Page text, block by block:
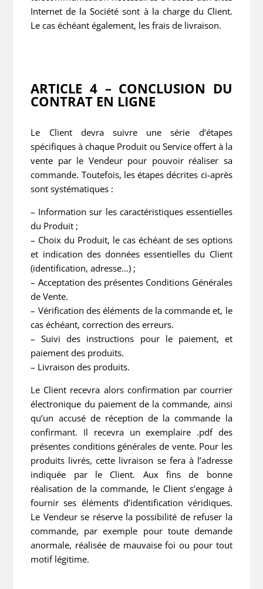
Internet de la Société sont à la charge du Client.
Le cas échéant également, les frais de livraison.
ARTICLE 4 – CONCLUSION DU
CONTRAT EN LIGNE
Le Client devra suivre une série d’étapes
spécifiques à chaque Produit ou Service offert à la
vente par le Vendeur pour pouvoir réaliser sa
commande. Toutefois, les étapes décrites ci-après
sont systématiques :
– Information sur les caractéristiques essentielles
du Produit ;
– Choix du Produit, le cas échéant de ses options
et indication des données essentielles du Client
(identification, adresse…) ;
– Acceptation des présentes Conditions Générales
de Vente.
– Vérification des éléments de la commande et, le
cas échéant, correction des erreurs.
– Suivi des instructions pour le paiement, et
paiement des produits.
– Livraison des produits.
Le Client recevra alors confirmation par courrier
électronique du paiement de la commande, ainsi
qu’un accusé de réception de la commande la
confirmant. Il recevra un exemplaire .pdf des
présentes conditions générales de vente. Pour les
produits livrés, cette livraison se fera à l’adresse
indiquée par le Client. Aux fins de bonne
réalisation de la commande, le Client s’engage à
fournir ses éléments d’identification véridiques.
Le Vendeur se réserve la possibilité de refuser la
commande, par exemple pour toute demande
anormale, réalisée de mauvaise foi ou pour tout
motif légitime.